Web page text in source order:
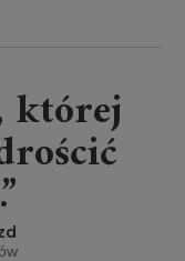
której